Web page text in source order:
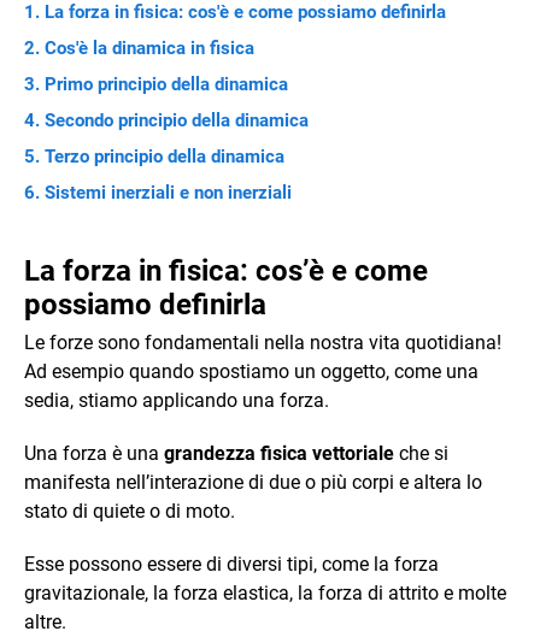
La forza in fisica: cos'è e come possiamo definirla
Cos'è la dinamica in fisica
Primo principio della dinamica
Secondo principio della dinamica
Terzo principio della dinamica
Sistemi inerziali e non inerziali
La forza in fisica: cos’è e come
possiamo definirla
Le forze sono fondamentali nella nostra vita quotidiana!
Ad esempio quando spostiamo un oggetto, come una
sedia, stiamo applicando una forza.
Una forza è una grandezza fisica vettoriale che si
manifesta nell’interazione di due o più corpi e altera lo
stato di quiete o di moto.
Esse possono essere di diversi tipi, come la forza
gravitazionale, la forza elastica, la forza di attrito e molte
altre.